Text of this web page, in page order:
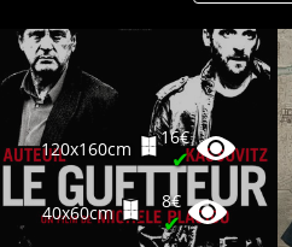
120x160cm
16€
✔
40x60cm
8€
✔